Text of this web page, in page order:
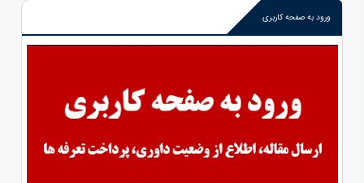
ورود به صفحه کاربری